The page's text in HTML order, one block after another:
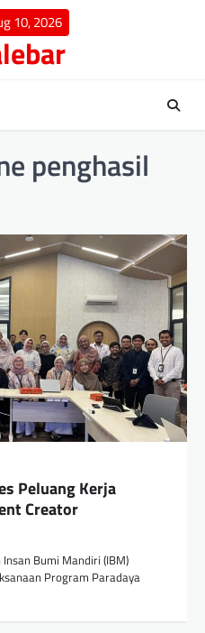
10, 2026
penghasil
Peluang Kerja
Creator
Bumi Mandiri (IBM)
Program Paradaya